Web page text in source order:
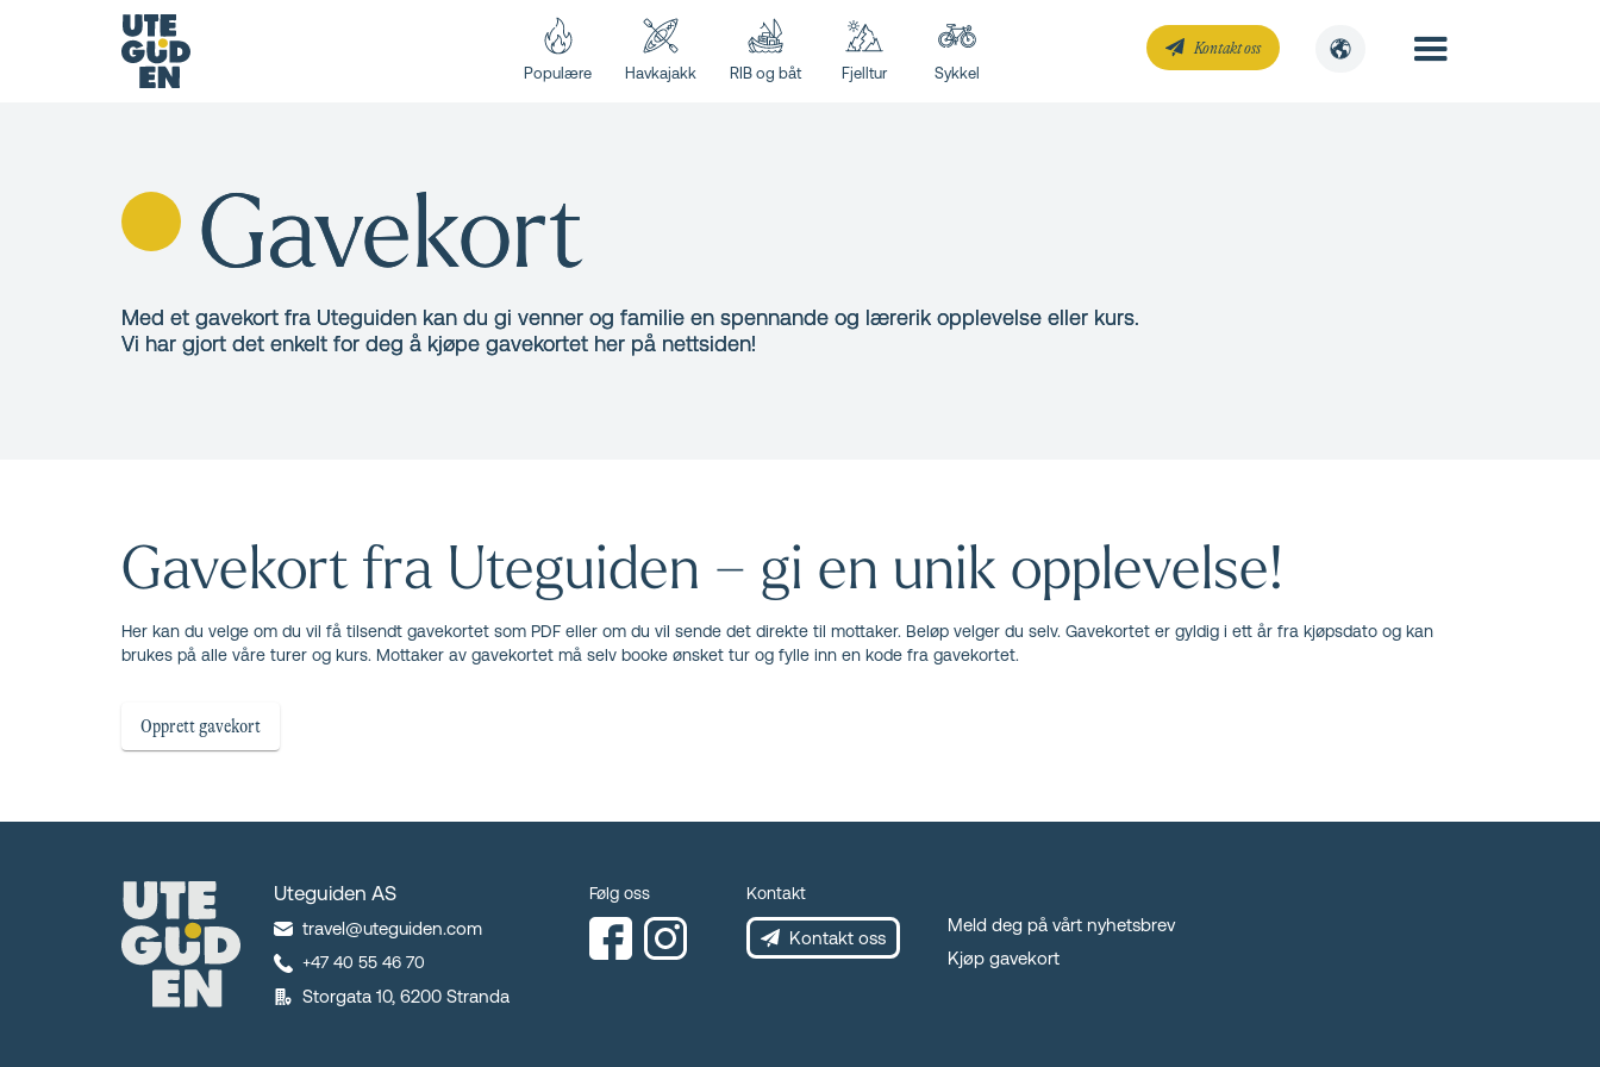
Populære Havkajakk RIB og båt Fjelltur Sykkel
Kontakt oss
Gavekort
Med et gavekort fra Uteguiden kan du gi venner og familie en spennande og lærerik opplevelse eller kurs.
Vi har gjort det enkelt for deg å kjøpe gavekortet her på nettsiden!
Gavekort fra Uteguiden – gi en unik opplevelse!
Her kan du velge om du vil få tilsendt gavekortet som PDF eller om du vil sende det direkte til mottaker. Beløp velger du selv. Gavekortet er gyldig i ett år fra kjøpsdato og kan
brukes på alle våre turer og kurs. Mottaker av gavekortet må selv booke ønsket tur og fylle inn en kode fra gavekortet.
Uteguiden AS
travel@uteguiden.com
+47 40 55 46 70
Storgata 10, 6200 Stranda
Følg oss Kontakt
Kontakt oss
Meld deg på vårt nyhetsbrev
Kjøp gavekort